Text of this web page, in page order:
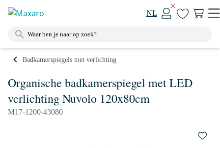
NL
Badkamerspiegels met verlichting
Organische badkamerspiegel met LED
verlichting Nuvolo 120x80cm
M17-1200-43080